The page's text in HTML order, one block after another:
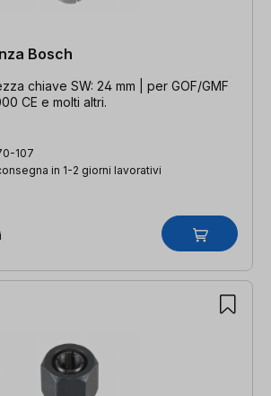
Bosch
chiave SW: 24 mm | per GOF/GMF
CE e molti altri.
107
in 1-2 giorni lavorativi